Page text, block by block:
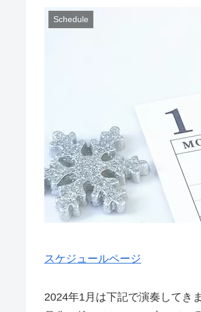
Schedule
スケジュールページ
2024年1月は下記で演奏してきま